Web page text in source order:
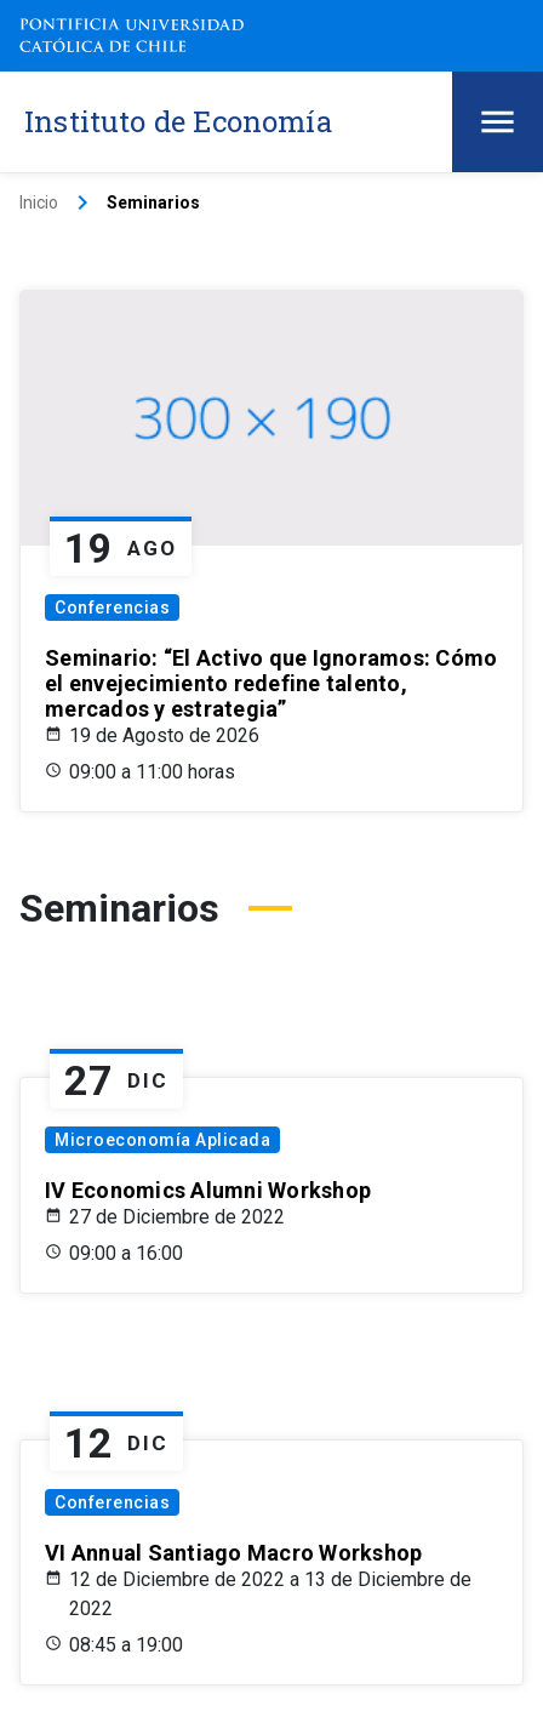
Instituto de Economía
Inicio keyboard_arrow_right Seminarios
19 AGO
Conferencias
Seminario: “El Activo que Ignoramos: Cómo
el envejecimiento redefine talento,
mercados y estrategia”
19 de Agosto de 2026
09:00 a 11:00 horas
Seminarios
27 DIC
Microeconomía Aplicada
IV Economics Alumni Workshop
27 de Diciembre de 2022
09:00 a 16:00
12 DIC
Conferencias
VI Annual Santiago Macro Workshop
12 de Diciembre de 2022 a 13 de Diciembre de
2022
08:45 a 19:00